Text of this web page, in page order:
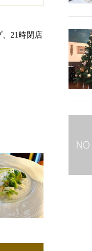
21時閉店